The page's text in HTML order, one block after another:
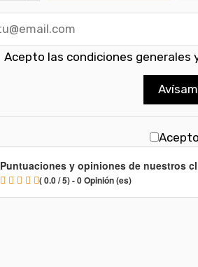
Acepto las condiciones generales
Puntuaciones y opiniones de nuestros
( 0.0 / 5) - 0 Opinión (es)